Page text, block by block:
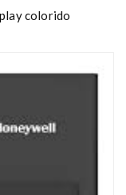
colorido